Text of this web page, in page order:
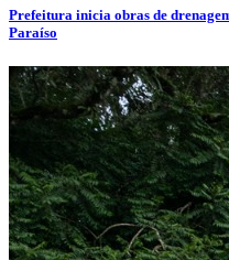
Prefeitura inicia obras de
Paraíso